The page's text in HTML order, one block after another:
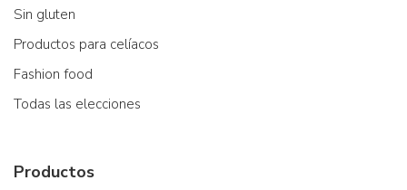
Sin gluten
Productos para celíacos
Fashion food
Todas las elecciones
Productos